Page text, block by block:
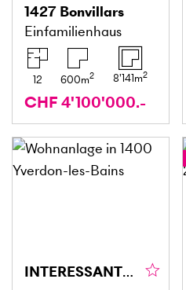
1427 Bonvillars
Einfamilienhaus
12 600m2 8'141m2
CHF 4'100'000.-
INTERESSANTE RENDITE IM STADTZENTRUM MIT GARTEN